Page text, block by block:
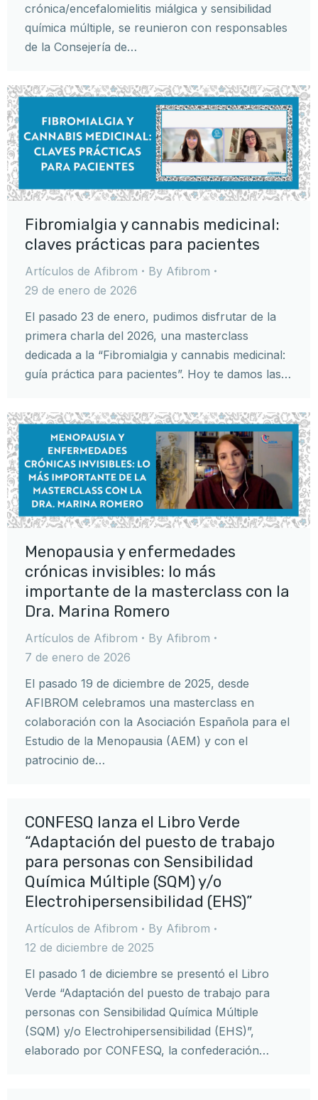
crónica/encefalomielitis miálgica y sensibilidad
química múltiple, se reunieron con responsables
de la Consejería de…
Fibromialgia y cannabis medicinal:
claves prácticas para pacientes
Artículos de Afibrom By Afibrom
29 de enero de 2026
El pasado 23 de enero, pudimos disfrutar de la
primera charla del 2026, una masterclass
dedicada a la “Fibromialgia y cannabis medicinal:
guía práctica para pacientes”. Hoy te damos las…
Menopausia y enfermedades
crónicas invisibles: lo más
importante de la masterclass con la
Dra. Marina Romero
Artículos de Afibrom By Afibrom
7 de enero de 2026
El pasado 19 de diciembre de 2025, desde
AFIBROM celebramos una masterclass en
colaboración con la Asociación Española para el
Estudio de la Menopausia (AEM) y con el
patrocinio de…
CONFESQ lanza el Libro Verde
“Adaptación del puesto de trabajo
para personas con Sensibilidad
Química Múltiple (SQM) y/o
Electrohipersensibilidad (EHS)”
Artículos de Afibrom By Afibrom
12 de diciembre de 2025
El pasado 1 de diciembre se presentó el Libro
Verde “Adaptación del puesto de trabajo para
personas con Sensibilidad Química Múltiple
(SQM) y/o Electrohipersensibilidad (EHS)”,
elaborado por CONFESQ, la confederación…